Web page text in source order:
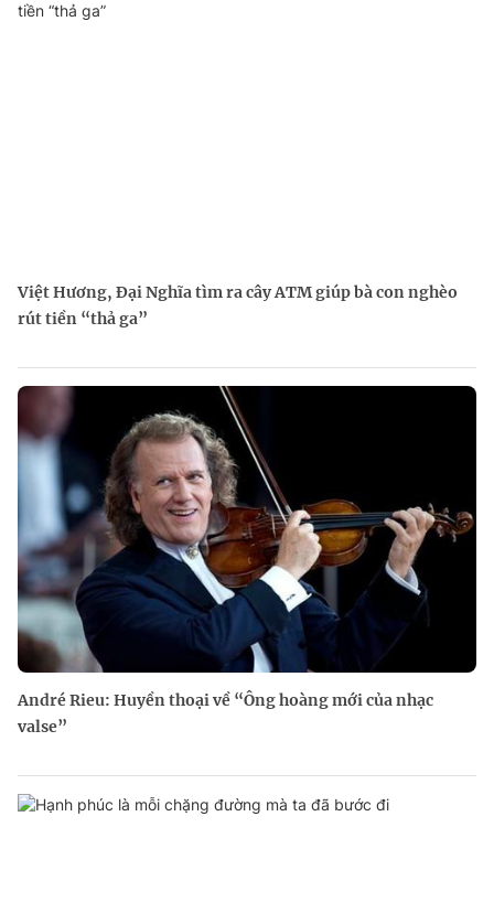
Việt Hương, Đại Nghĩa tìm ra cây ATM giúp bà con nghèo
rút tiền “thả ga”
André Rieu: Huyền thoại về “Ông hoàng mới của nhạc
valse”